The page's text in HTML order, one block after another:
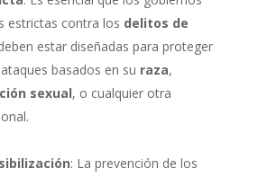
estrictas contra los delitos de
estar diseñadas para proteger
basados en su raza,
sexual, o cualquier otra
: La prevención de los